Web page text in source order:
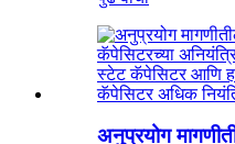
अनुप्रयोग